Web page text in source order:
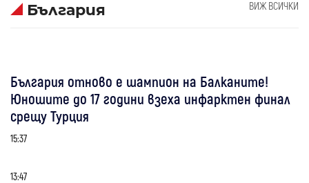
България ВИЖ ВСИЧКИ
България отново е шампион на Балканите!
Юношите до 17 години взеха инфарктен финал
срещу Турция
15:37
13:47